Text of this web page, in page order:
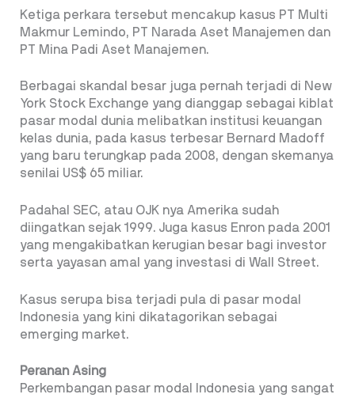
Ketiga perkara tersebut mencakup kasus PT Multi
Makmur Lemindo, PT Narada Aset Manajemen dan
PT Mina Padi Aset Manajemen.
Berbagai skandal besar juga pernah terjadi di New
York Stock Exchange yang dianggap sebagai kiblat
pasar modal dunia melibatkan institusi keuangan
kelas dunia, pada kasus terbesar Bernard Madoff
yang baru terungkap pada 2008, dengan skemanya
senilai US$ 65 miliar.
Padahal SEC, atau OJK nya Amerika sudah
diingatkan sejak 1999. Juga kasus Enron pada 2001
yang mengakibatkan kerugian besar bagi investor
serta yayasan amal yang investasi di Wall Street.
Kasus serupa bisa terjadi pula di pasar modal
Indonesia yang kini dikatagorikan sebagai
emerging market.
Peranan Asing
Perkembangan pasar modal Indonesia yang sangat